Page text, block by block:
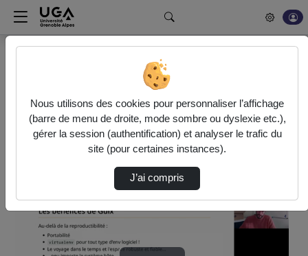
Rechercher un média sur POD
Bonjour, votre serveur vidéo a été mis à jour. Nous
sommes en train de finaliser son optimisation. L'encodage
de vos vidéos fonctionne (ne pas tenir compte du message
d'erreur actuel à la fin de votre encodage).
Cafe_Guix_15_10_2024_PAB_Intro.mp4
Nous utilisons des cookies pour personnaliser l’affichage
(barre de menu de droite, mode sombre ou dyslexie etc.),
gérer la session (authentification) et analyser le trafic du
site (pour certaines instances).
J’ai compris